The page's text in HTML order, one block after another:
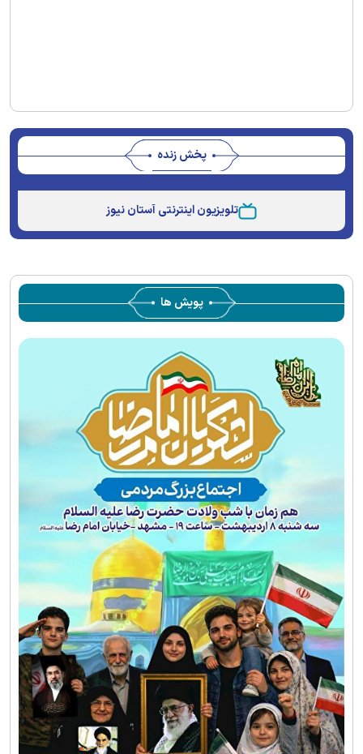
پخش زنده
تلویزیون اینترنتی آستان نیوز
پویش ها